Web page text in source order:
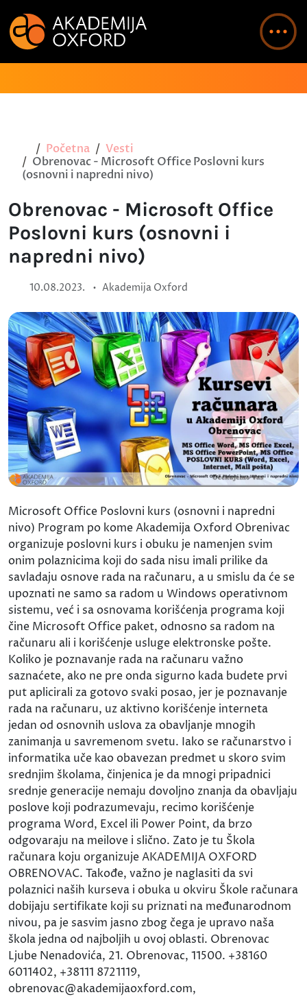
Početna
Vesti
Obrenovac - Microsoft Office Poslovni kurs
(osnovni i napredni nivo)
Obrenovac - Microsoft Office
Poslovni kurs (osnovni i
napredni nivo)
10.08.2023. • Akademija Oxford
Microsoft Office Poslovni kurs (osnovni i napredni
nivo) Program po kome Akademija Oxford Obrenivac
organizuje poslovni kurs i obuku je namenjen svim
onim polaznicima koji do sada nisu imali prilike da
savladaju osnove rada na računaru, a u smislu da će se
upoznati ne samo sa radom u Windows operativnom
sistemu, već i sa osnovama korišćenja programa koji
čine Microsoft Office paket, odnosno sa radom na
računaru ali i korišćenje usluge elektronske pošte.
Koliko je poznavanje rada na računaru važno
saznaćete, ako ne pre onda sigurno kada budete prvi
put aplicirali za gotovo svaki posao, jer je poznavanje
rada na računaru, uz aktivno korišćenje interneta
jedan od osnovnih uslova za obavljanje mnogih
zanimanja u savremenom svetu. Iako se računarstvo i
informatika uče kao obavezan predmet u skoro svim
srednjim školama, činjenica je da mnogi pripadnici
srednje generacije nemaju dovoljno znanja da obavljaju
poslove koji podrazumevaju, recimo korišćenje
programa Word, Excel ili Power Point, da brzo
odgovaraju na meilove i slično. Zato je tu Škola
računara koju organizuje AKADEMIJA OXFORD
OBRENOVAC. Takođe, važno je naglasiti da svi
polaznici naših kurseva i obuka u okviru Škole računara
dobijaju sertifikate koji su priznati na međunarodnom
nivou, pa je sasvim jasno zbog čega je upravo naša
škola jedna od najboljih u ovoj oblasti. Obrenovac
Ljube Nenadovića, 21. Obrenovac, 11500. +38160
6011402, +38111 8721119,
obrenovac@akademijaoxford.com,